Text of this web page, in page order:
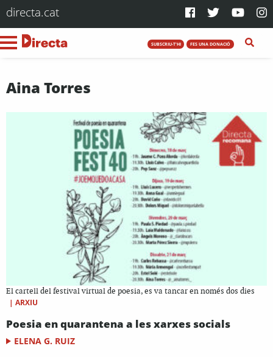
directa.cat
SUBSCRIU-T'HI FES UNA DONACIÓ
Aina Torres
El cartell del festival virtual de poesia, es va tancar en només dos dies
| ARXIU
Poesia en quarantena a les xarxes socials
ELENA G. RUIZ